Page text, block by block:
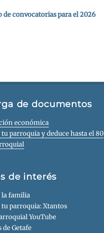
de convocatorias para el 2026
de documentos
económica
tu parroquia y deduce hasta el 80
de interés
la familia
tu parroquia: Xtantos
YouTube
de Getafe